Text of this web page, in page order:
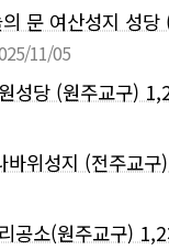
문 여산성지 성
11/05
성당 (원주교구)
바위성지 (전주교
공소(원주교구)